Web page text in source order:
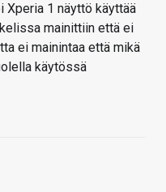
Xperia 1 näyttö käyttää
mainittiin että ei
ei mainintaa että mikä
käytössä